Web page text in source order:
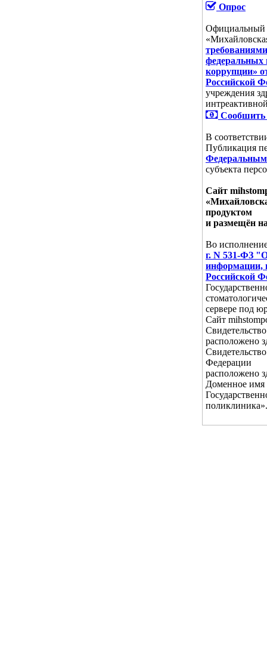
Опрос
Официальный
федеральных
коррупции»
Российской
учреждения
Сообшить
В
Публикация
Федеральным
субъекта
Сайт
продуктом
и размещён
Во
г. N 531-ФЗ
информации,
Российской
сервере под
Сайт
расположено
Федерации
расположено
Доменное имя
поликлиника».